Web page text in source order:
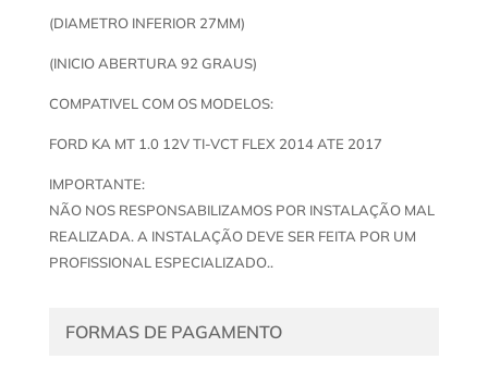
(DIAMETRO INFERIOR 27MM)
(INICIO ABERTURA 92 GRAUS)
COMPATIVEL COM OS MODELOS:
FORD KA MT 1.0 12V TI-VCT FLEX 2014 ATE 2017
IMPORTANTE:
NÃO NOS RESPONSABILIZAMOS POR INSTALAÇÃO MAL
REALIZADA. A INSTALAÇÃO DEVE SER FEITA POR UM
PROFISSIONAL ESPECIALIZADO..
FORMAS DE PAGAMENTO